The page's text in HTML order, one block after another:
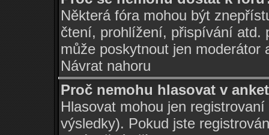
Některá fóra mohou být
čtení, prohlížení, přispívání atd.
může poskytnout jen moderátor
Návrat nahoru
Proč nemohu hlasovat v
Hlasovat mohou jen
výsledky). Pokud jste